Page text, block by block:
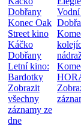
Dobřany
Konec Oak
Street kino
Káčko
Dobřany
Letní kino:
Bardotky
Zobrazit
všechny
záznamy ze
dne